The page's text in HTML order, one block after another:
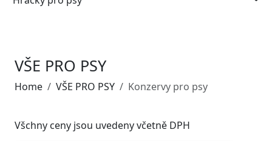
VŠE PRO PSY
Home VŠE PRO PSY Konzervy pro psy
Všchny ceny jsou uvedeny včetně DPH